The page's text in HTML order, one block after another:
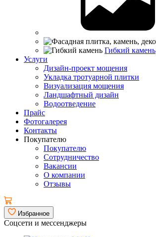
Гибкий камень
Услуги
Дизайн-проект мощения
Укладка тротуарной плитки
Визуализация мощения
Ландшафтный дизайн
Водоотведение
Прайс
Фотогалерея
Контакты
Покупателю
Покупателю
Сотрудничество
Вакансии
О компании
Отзывы
Избранное
Соцсети и мессенджеры